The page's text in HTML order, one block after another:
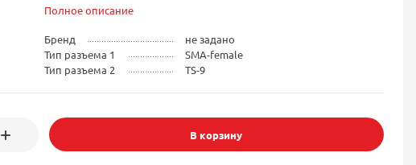
Полное описание
Бренд
не задано
Тип разъема 1
SMA-female
Тип разъема 2
TS-9
В корзину